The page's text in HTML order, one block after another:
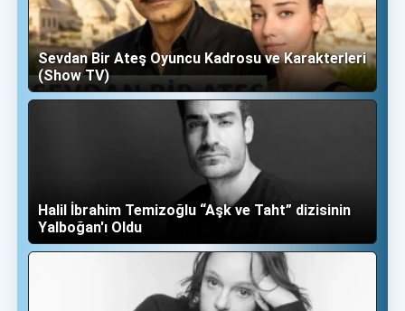
Sevdan Bir Ateş Oyuncu Kadrosu ve Karakterleri
(Show TV)
Halil İbrahim Temizoğlu “Aşk ve Taht” dizisinin
Yalboğan'ı Oldu